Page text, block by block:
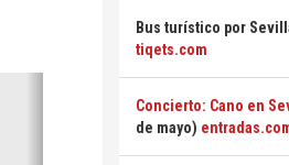
Siguiente
Bus turístico por
tiqets.com
Concierto: Cano en
de mayo)